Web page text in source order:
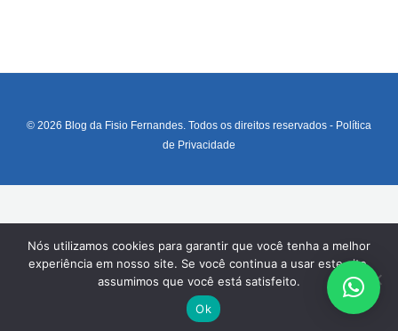
© 2026 Blog da Fisio Fernandes. Todos os direitos reservados - Política
de Privacidade
Nós utilizamos cookies para garantir que você tenha a melhor
experiência em nosso site. Se você continua a usar este site,
assumimos que você está satisfeito.
Ok